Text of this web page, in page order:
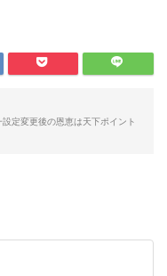
定変更後の恩恵は天下ポイント